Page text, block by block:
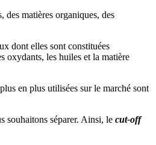
des matières organiques, des
dont elles sont constituées
oxydants, les huiles et la matière
en plus utilisées sur le marché sont
souhaitons séparer. Ainsi, le cut-off